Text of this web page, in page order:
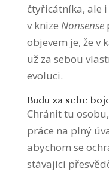
čtyřicátníka, ale
v knize Nonsense
objevem je, že v
už za sebou
evoluci.
Budu za sebe
Chránit tu
práce na plný
abychom se
stávající